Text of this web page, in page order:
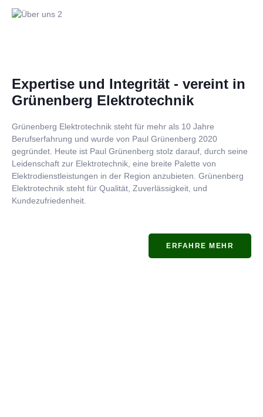
Expertise und Integrität - vereint in
Grünenberg Elektrotechnik
Grünenberg Elektrotechnik steht für mehr als 10 Jahre
Berufserfahrung und wurde von Paul Grünenberg 2020
gegründet. Heute ist Paul Grünenberg stolz darauf, durch seine
Leidenschaft zur Elektrotechnik, eine breite Palette von
Elektrodienstleistungen in der Region anzubieten. Grünenberg
Elektrotechnik steht für Qualität, Zuverlässigkeit, und
Kundezufriedenheit.
ERFAHRE MEHR